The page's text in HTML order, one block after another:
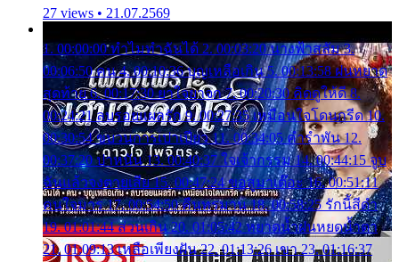
27 views • 21.07.2569
1. 00:00:00 ทำไมทำฉันได้ 2. 00:03:20 นางฟ้าสลัม 3.
00:06:50 คน 4. 00:10:36 บุญเหลือเกิน 5. 00:13:58 ฝนหยาด
สุดท้าย 6. 00:17:30 ยาใจยาจก 7. 00:20:30 คิดดูให้ดี 8.
00:24:21 ลบรอยแผลรัก 9. 00:27:35 เหมือนใจโดนกรีด 10.
00:30:54 ขบวนการเปาเปียว 11. 00:34:05 คำรำพัน 12.
00:37:20 ปาหนัน 13. 00:40:37 ใจเจ้ากรรม 14. 00:44:15 จูบ
ฉันแล้วจงตายเสีย 15. 00:47:24 ขอสูมาเต๊อะ 16. 00:51:11
คนใจมาร 17. 00:54:50 คืนทรมาน 18. 00:58:25 รักนี้สีดำ
19. 01:01:44 ส่วนเกิน 20. 01:05:42 หยาดน้ำฝนหยดน้ำตา
21. 01:09:13 เหลือเพียงฝัน 22. 01:13:26 เขา 23. 01:16:37